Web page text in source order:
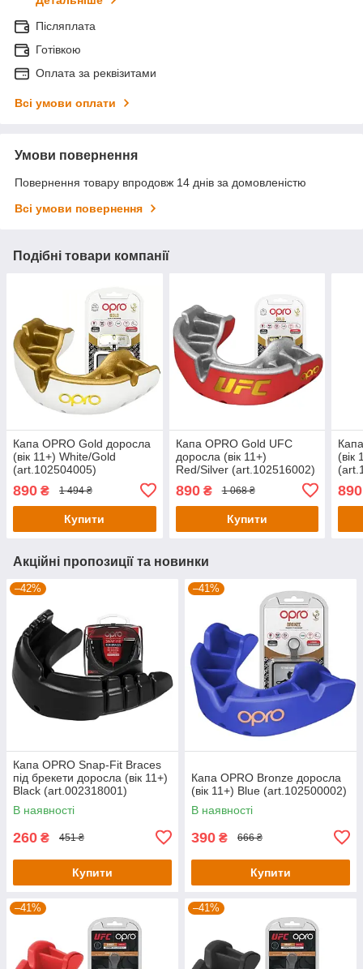
Післяплата
Готівкою
Оплата за реквізитами
Всі умови оплати
Умови повернення
Повернення товару впродовж 14 днів за домовленістю
Всі умови повернення
Подібні товари компанії
Капа OPRO Gold доросла
(вік 11+) White/Gold
(art.102504005)
890 ₴ 1 494 ₴
Купити
Капа OPRO Gold UFC
доросла (вік 11+)
Red/Silver (art.102516002)
890₴ 1 068 ₴
Купити
(вік
890
Акційні пропозиції та новинки
–42%
Капа OPRO Snap-Fit Braces
під брекети доросла (вік 11+)
Black (art.002318001)
В наявності
260 ₴ 451 ₴
Купити
–41%
Капа OPRO Bronze доросла
(вік 11+) Blue (art.102500002)
В наявності
390 ₴ 666 ₴
Купити
–41% –41%